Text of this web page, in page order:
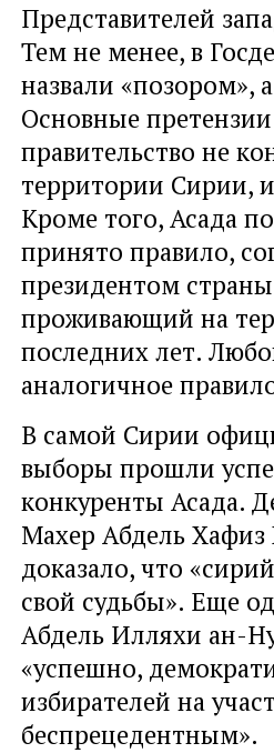
Представителей
Тем не менее, в
назвали «позором»,
Основные
правительство не
территории Сирии,
Кроме того, Асада
принято правило,
президентом
проживающий на
последних лет.
аналогичное
В самой Сирии
выборы прошли
конкуренты Асада.
Махер Абдель Хафиз
доказало, что
свой судьбы». Еще
Абдель Илляхи ан-
«успешно,
избирателей на
беспрецедентным».